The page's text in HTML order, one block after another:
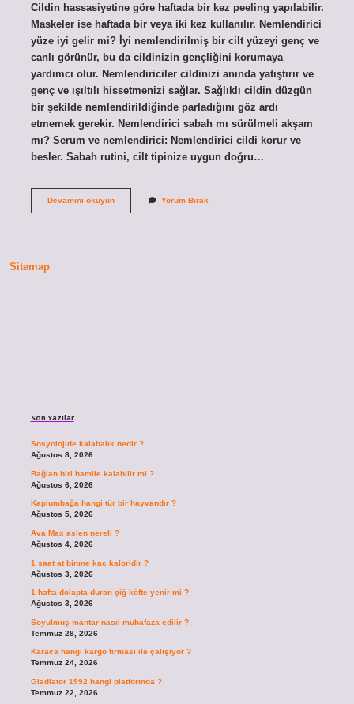
Cildin hassasiyetine göre haftada bir kez peeling yapılabilir.
Maskeler ise haftada bir veya iki kez kullanılır. Nemlendirici
yüze iyi gelir mi? İyi nemlendirilmiş bir cilt yüzeyi genç ve
canlı görünür, bu da cildinizin gençliğini korumaya
yardımcı olur. Nemlendiriciler cildinizi anında yatıştırır ve
genç ve ışıltılı hissetmenizi sağlar. Sağlıklı cildin düzgün
bir şekilde nemlendirildiğinde parladığını göz ardı
etmemek gerekir. Nemlendirici sabah mı sürülmeli akşam
mı? Serum ve nemlendirici: Nemlendirici cildi korur ve
besler. Sabah rutini, cilt tipinize uygun doğru…
Devamını okuyunCilde
Yorum Bırak
Sitemap
Son Yazılar
Sosyolojide kalabalık nedir ?
Ağustos 8, 2026
Bağlan biri hamile kalabilir mi ?
Ağustos 6, 2026
Kaplumbağa hangi tür bir hayvandır ?
Ağustos 5, 2026
Ava Max aslen nereli ?
Ağustos 4, 2026
1 saat at binme kaç kaloridir ?
Ağustos 3, 2026
1 hafta dolapta duran çiğ köfte yenir mi ?
Ağustos 3, 2026
Soyulmuş mantar nasıl muhafaza edilir ?
Temmuz 28, 2026
Karaca hangi kargo firması ile çalışıyor ?
Temmuz 24, 2026
Gladiator 1992 hangi platformda ?
Temmuz 22, 2026